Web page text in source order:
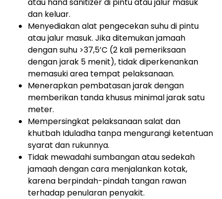
dan keluar.
Menyediakan alat pengecekan suhu di pintu
atau jalur masuk. Jika ditemukan jamaah
dengan suhu >37,5’C (2 kali pemeriksaan
dengan jarak 5 menit), tidak diperkenankan
memasuki area tempat pelaksanaan.
Menerapkan pembatasan jarak dengan
memberikan tanda khusus minimal jarak satu
meter.
Mempersingkat pelaksanaan salat dan
khutbah Iduladha tanpa mengurangi ketentuan
syarat dan rukunnya.
Tidak mewadahi sumbangan atau sedekah
jamaah dengan cara menjalankan kotak,
karena berpindah-pindah tangan rawan
terhadap penularan penyakit.